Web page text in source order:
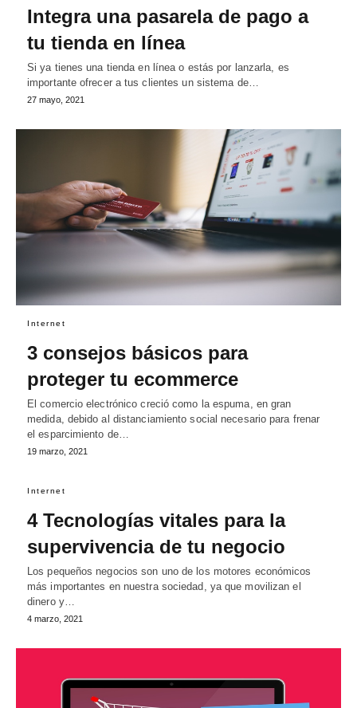
Integra una pasarela de pago a
tu tienda en línea
Si ya tienes una tienda en línea o estás por lanzarla, es
importante ofrecer a tus clientes un sistema de…
27 mayo, 2021
Internet
3 consejos básicos para
proteger tu ecommerce
El comercio electrónico creció como la espuma, en gran
medida, debido al distanciamiento social necesario para frenar
el esparcimiento de…
19 marzo, 2021
Internet
4 Tecnologías vitales para la
supervivencia de tu negocio
Los pequeños negocios son uno de los motores económicos
más importantes en nuestra sociedad, ya que movilizan el
dinero y…
4 marzo, 2021